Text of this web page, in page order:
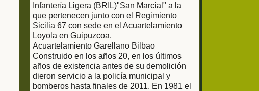
Infantería Ligera (BRIL)"San Marcial" a la
que pertenecen junto con el Regimiento
Sicilia 67 con sede en el Acuartelamiento
Loyola en Guipuzcoa.
Acuartelamiento Garellano Bilbao
Construido en los años 20, en los últimos
años de existencia antes de su demolición
dieron servicio a la policía municipal y
bomberos hasta finales de 2011. En 1981 el